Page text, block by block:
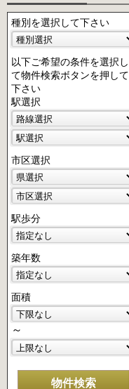
種別を選択して下さい
以下ご希望の条件を選択し
て物件検索ボタンを押して
下さい
駅選択
市区選択
駅歩分
築年数
面積
～